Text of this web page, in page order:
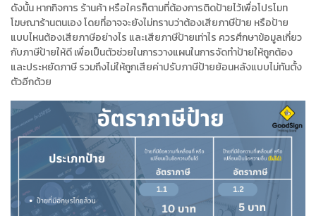
ดังนั้น หากกิจการ ร้านค้า หรือใครก็ตามที่ต้องการติดป้ายไว้เพื่อโปรโมท
โฆษณาร้านตนเอง โดยที่อาจจะยังไม่ทราบว่าต้องเสียภาษีป้าย หรือป้าย
แบบไหนต้องเสียภาษีอย่างไร และเสียภาษีป้ายเท่าไร ควรศึกษาข้อมูลเกี่ยว
กับภาษีป้ายให้ดี เพื่อเป็นตัวช่วยในการวางแผนในการจัดทำป้ายให้ถูกต้อง
และประหยัดภาษี รวมถึงไม่ให้ถูกเสียค่าปรับภาษีป้ายย้อนหลังแบบไม่ทันตั้ง
ตัวอีกด้วย